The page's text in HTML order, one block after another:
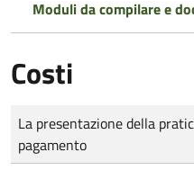
Moduli da compilare e
Costi
Tipo di pagamento
Importo
La presentazione della
pagamento